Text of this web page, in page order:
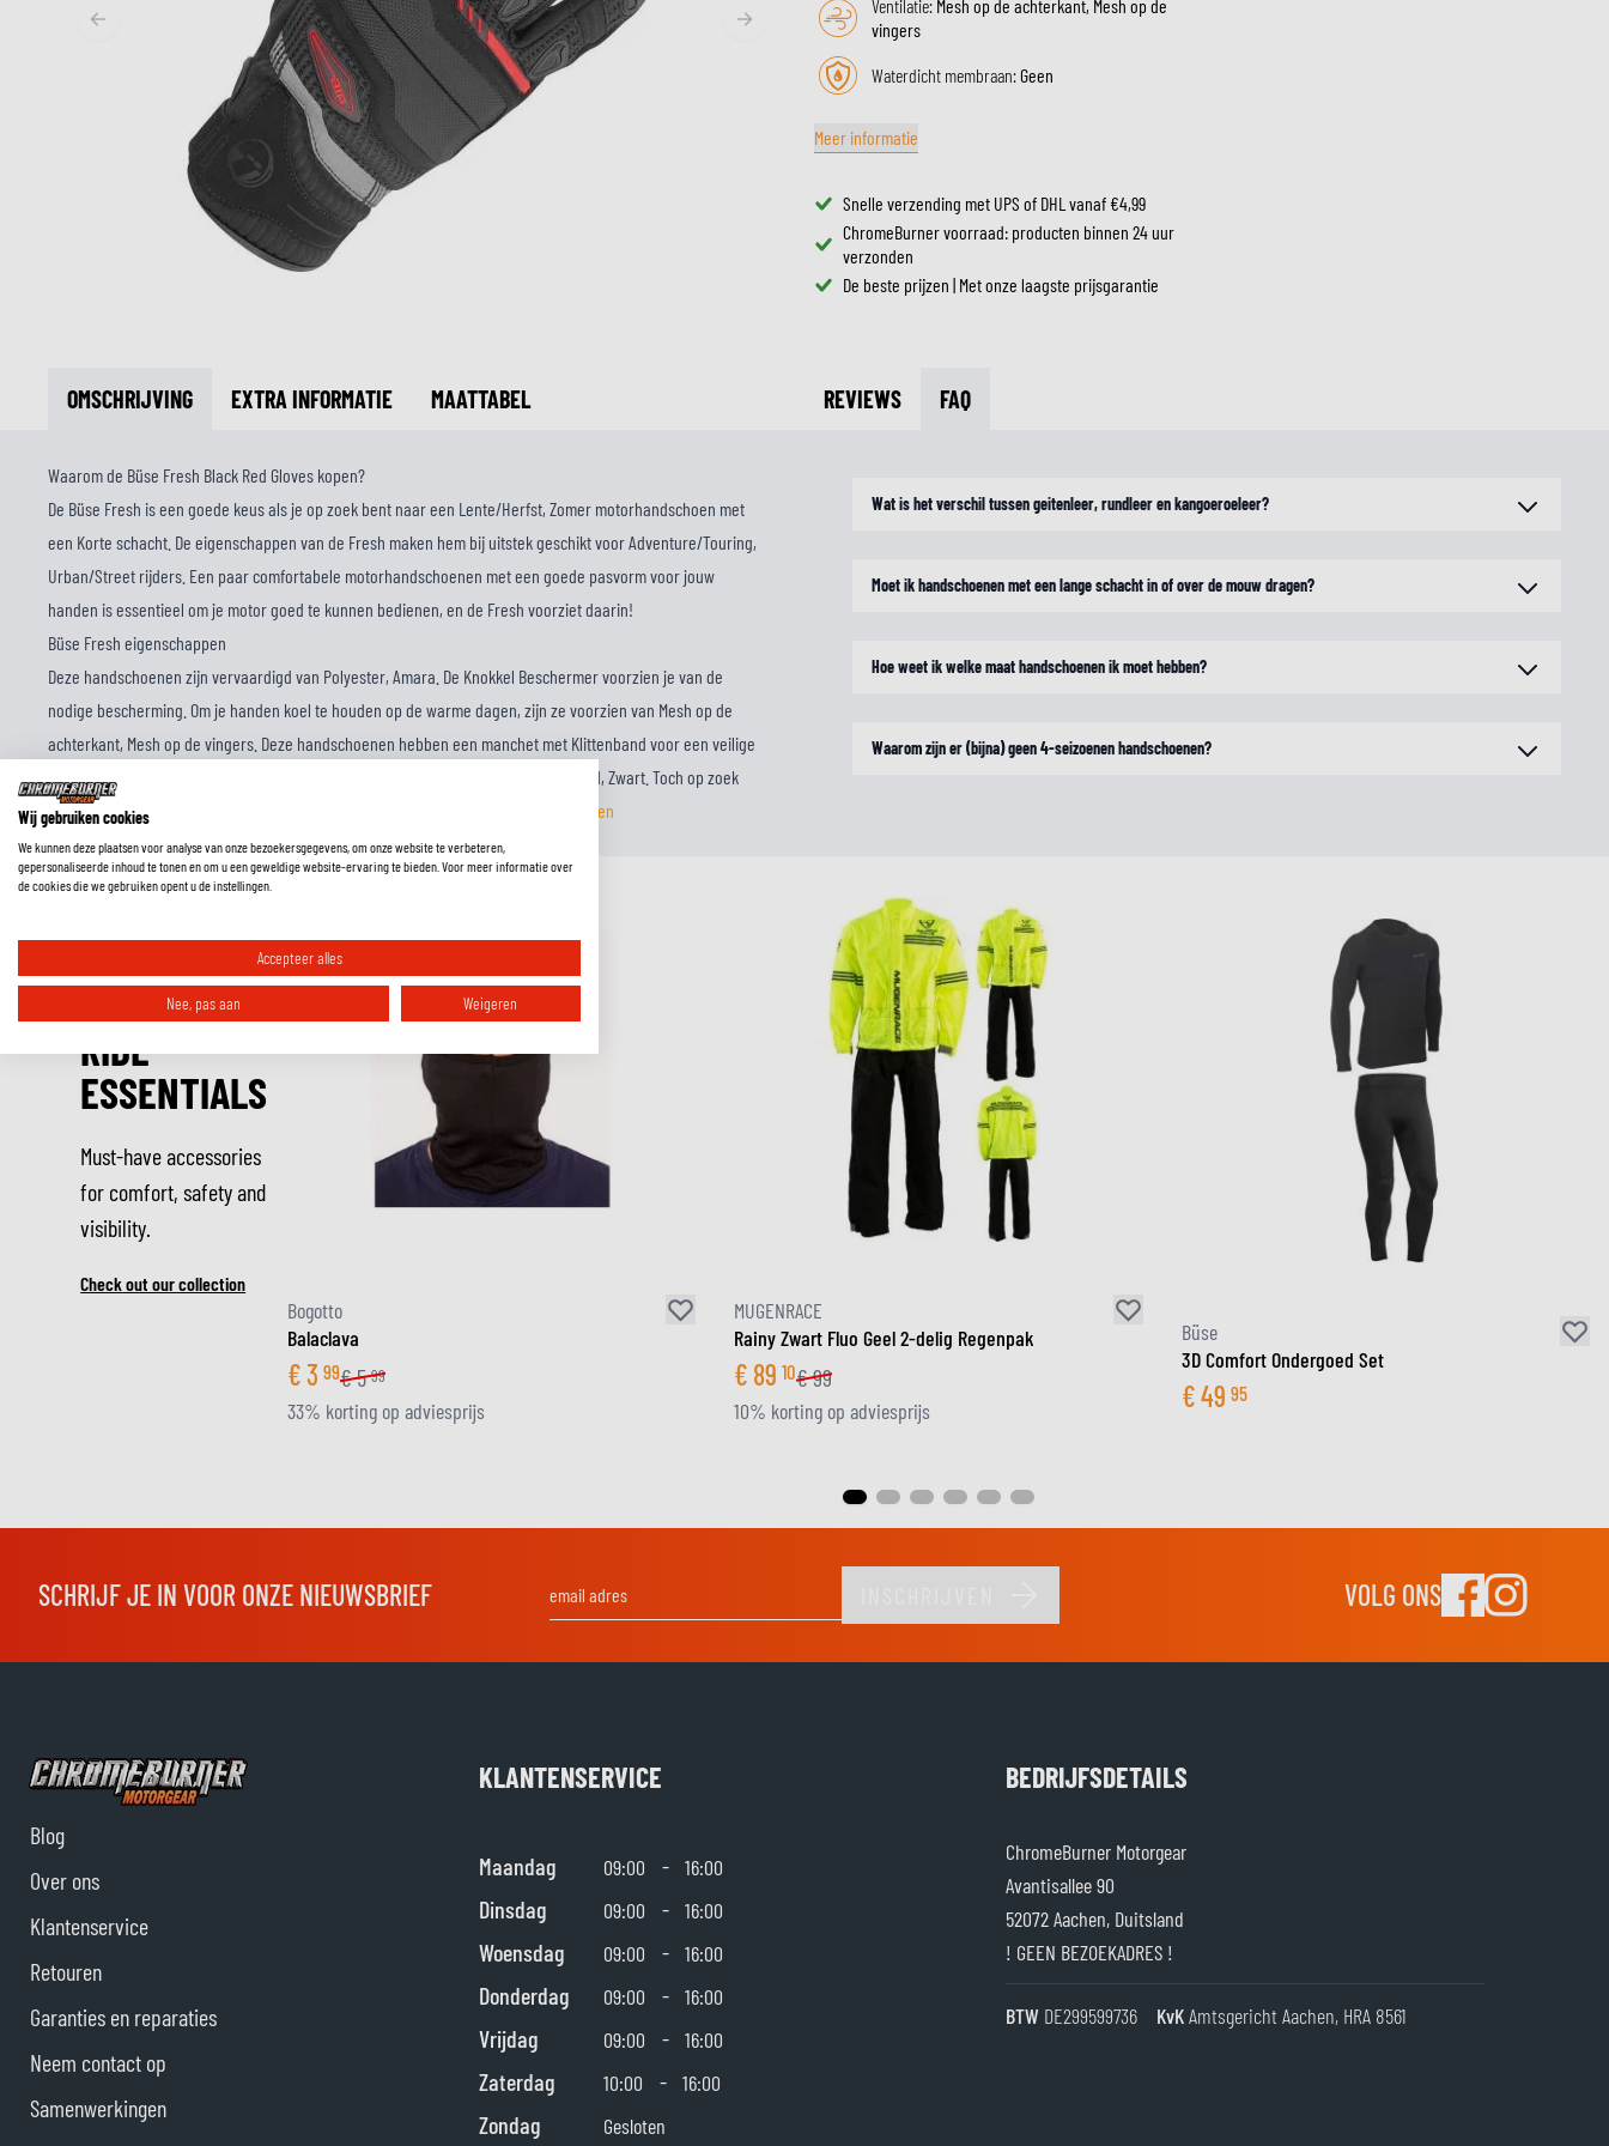
ZONNEVIZIEREN
RESERVEONDERDELEN HELM
MIDDEN & ONDERKLEDING
ONDERKLEDING
MIDDENKLEDING
COLLETJES & HELMMUTSEN
SOKKEN
KOELVESTEN
HOODIES & SWEATERS
BROEKEN
TANKTASSEN
ZADELTASSEN
Ventilatie: Mesh op de achterkant, Mesh op de
vingers
Waterdicht membraan:Geen
Meer informatie
Snelle verzending met UPS of DHL vanaf €4,99
ChromeBurner voorraad: producten binnen 24 uur
verzonden
De beste prijzen | Met onze laagste prijsgarantie
OMSCHRIJVING EXTRA INFORMATIE MAATTABEL REVIEWS FAQ
Waarom de Büse Fresh Black Red Gloves kopen?
De Büse Fresh is een goede keus als je op zoek bent naar een Lente/Herfst, Zomer motorhandschoen met
een Korte schacht. De eigenschappen van de Fresh maken hem bij uitstek geschikt voor Adventure/Touring,
Urban/Street rijders. Een paar comfortabele motorhandschoenen met een goede pasvorm voor jouw
handen is essentieel om je motor goed te kunnen bedienen, en de Fresh voorziet daarin!
Büse Fresh eigenschappen
Deze handschoenen zijn vervaardigd van Polyester, Amara. De Knokkel Beschermer voorzien je van de
nodige bescherming. Om je handen koel te houden op de warme dagen, zijn ze voorzien van Mesh op de
achterkant, Mesh op de vingers. Deze handschoenen hebben een manchet met Klittenband voor een veilige
en comfortabele sluiting. Deze uitvoering van de Fresh komt in de kleurstelling Rood, Zwart. Toch op zoek
naar iets anders? Bekijk dan ons volledige assortiment aan
Büse motorhandschoenen
Wat is het verschil tussen geitenleer, rundleer en kangoeroeleer?
Moet ik handschoenen met een lange schacht in of over de mouw dragen?
Hoe weet ik welke maat handschoenen ik moet hebben?
Waarom zijn er (bijna) geen 4-seizoenen handschoenen?
RIDE
ESSENTIALS
Must-have accessories
for comfort, safety and
visibility.
Check out our collection
Bogotto
Balaclava
€3 99€5 99
33% korting op adviesprijs
MUGENRACE
Rainy Zwart Fluo Geel 2-delig Regenpak
€ 89 10€99
10% korting op adviesprijs
Büse
3D Comfort Ondergoed Set
€49 95
SCHRIJF JE IN VOOR ONZE NIEUWSBRIEF VOLG ONS
Blog
Over ons
Klantenservice
Retouren
Garanties en reparaties
Neem contact op
Samenwerkingen
KLANTENSERVICE
Maandag 09:00 - 16:00
Dinsdag 09:00 - 16:00
Woensdag 09:00 - 16:00
Donderdag 09:00 - 16:00
Vrijdag 09:00 - 16:00
Zaterdag 10:00 - 16:00
Zondag Gesloten
BEDRIJFSDETAILS
ChromeBurner Motorgear
Avantisallee 90
52072 Aachen, Duitsland
! GEEN BEZOEKADRES !
BTW DE299599736 KvKAmtsgericht Aachen, HRA 8561
Wij gebruiken cookies
We kunnen deze plaatsen voor analyse van onze bezoekersgegevens, om onze website te verbeteren,
gepersonaliseerde inhoud te tonen en om u een geweldige website-ervaring te bieden. Voor meer informatie over
de cookies die we gebruiken opent u de instellingen.
Accepteer alles
Nee, pas aan Weigeren